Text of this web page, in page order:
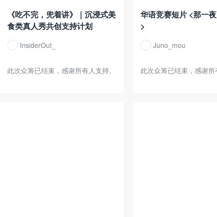
《吃不完，兜着讲》｜沉浸式美
食类真人秀共创支持计划
InsiderOut_
此次众筹已结束，感谢所有人支持。
华语竞赛短片 <那一
>
Juno_mou
此次众筹已结束，感谢